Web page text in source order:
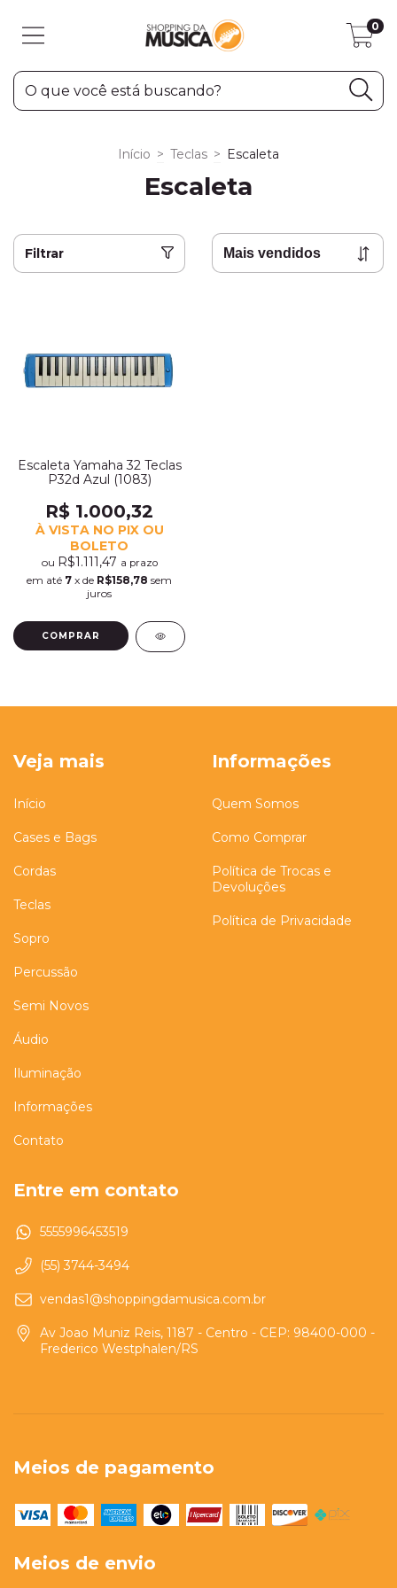
0
Início > Teclas > Escaleta
Escaleta
Filtrar
Escaleta Yamaha 32 Teclas
P32d Azul (1083)
R$ 1.000,32
À VISTA NO PIX OU
BOLETO
ou R$1.111,47 a prazo
em até 7 x de R$158,78 sem
juros
Veja mais
Início
Cases e Bags
Cordas
Teclas
Sopro
Percussão
Semi Novos
Áudio
Iluminação
Informações
Contato
Informações
Quem Somos
Como Comprar
Política de Trocas e
Devoluções
Política de Privacidade
Entre em contato
5555996453519
(55) 3744-3494
vendas1@shoppingdamusica.com.br
Av Joao Muniz Reis, 1187 - Centro - CEP: 98400-000 -
Frederico Westphalen/RS
Meios de pagamento
Meios de envio